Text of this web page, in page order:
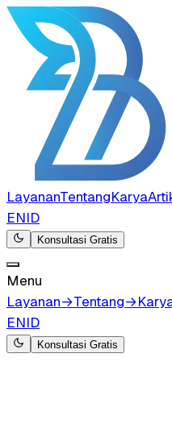
LayananTentangKarya
ENID
Konsultasi Gratis
Menu
Layanan→Tentang→
ENID
Konsultasi Gratis